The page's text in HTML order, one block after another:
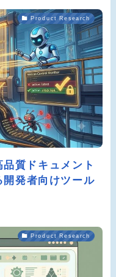
Product Research
質ドキュメント
発者向けツール
Product Research